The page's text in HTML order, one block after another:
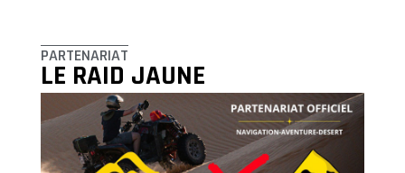
PARTENARIAT
LE RAID JAUNE